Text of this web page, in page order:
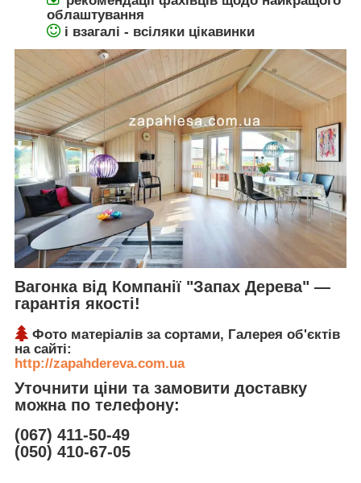
облаштування
і взагалі - всіляки цікавинки
Вагонка від Компанії "Запах Дерева" ―
гарантія якості!
Фото матеріалів за сортами, Галерея об'єктів
на сайті:
http://zapahdereva.com.ua
Уточнити ціни та замовити доставку
можна по телефону:
(067) 411-50-49
(050) 410-67-05